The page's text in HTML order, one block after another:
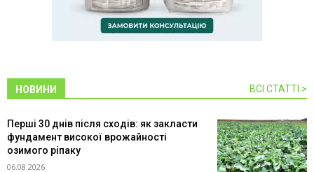
НОВИНИ ВСІ СТАТТІ >
Перші 30 днів після сходів: як закласти
фундамент високої врожайності
озимого ріпаку
06.08.2026